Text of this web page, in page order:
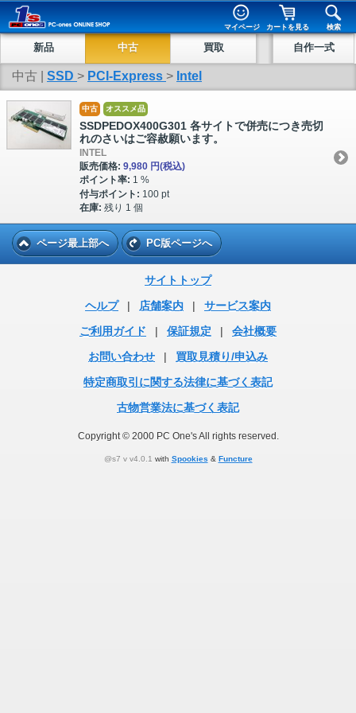
マイページ カートを見る 検索
新品 中古 買取 自作一式
中古 | SSD > PCI-Express > Intel
中古 オススメ品
SSDPEDOX400G301 各サイトで併売につき売切
れのさいはご容赦願います。
INTEL
販売価格: 9,980 円(税込)
ポイント率: 1 %
付与ポイント: 100 pt
在庫: 残り 1 個
ページ最上部へ PC版ページへ
サイトトップ
ヘルプ
| 店舗案内 |
サービス案内
ご利用ガイド
| 保証規定 |
会社概要
お問い合わせ
|
買取見積り/申込み
特定商取引に関する法律に基づく表記
古物営業法に基づく表記
Copyright © 2000 PC One's All rights reserved.
@s7 v v4.0.1 with Spookies & Functure